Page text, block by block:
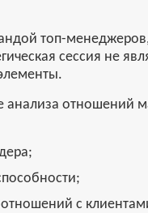
топ-
сессия не
отношений
с